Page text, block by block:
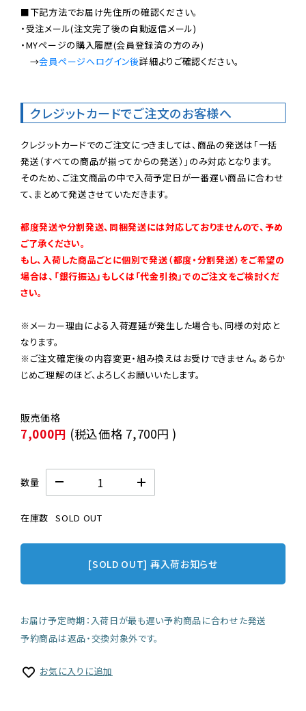
■下記方法でお届け先住所の確認ください。
・受注メール(注文完了後の自動返信メール)
・MYページの購入履歴(会員登録済の方のみ)
→会員ページへログイン後詳細よりご確認ください。
クレジットカードでご注文のお客様へ
クレジットカードでのご注文につきましては、商品の発送は「一括
発送（すべての商品が揃ってからの発送）」のみ対応となります。
そのため、ご注文商品の中で入荷予定日が一番遅い商品に合わせ
て、まとめて発送させていただきます。
都度発送や分割発送、同梱発送には対応しておりませんので、予め
ご了承ください。
もし、入荷した商品ごとに個別で発送（都度・分割発送）をご希望の
場合は、「銀行振込」もしくは「代金引換」でのご注文をご検討くだ
さい。
※メーカー理由による入荷遅延が発生した場合も、同様の対応と
なります。
※ご注文確定後の内容変更・組み換えはお受けできません。あらか
じめご理解のほど、よろしくお願いいたします。
7,000円 (税込価格 7,700円 )
数量
在庫数 SOLD OUT
[SOLD OUT] 再入荷お知らせ
お届け予定時期：入荷日が最も遅い予約商品に合わせた発送
予約商品は返品・交換対象外です。
お気に入りに追加